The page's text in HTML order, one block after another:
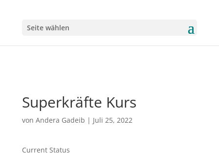
Seite wählen
Superkräfte Kurs
von Andera Gadeib | Juli 25, 2022
Current Status